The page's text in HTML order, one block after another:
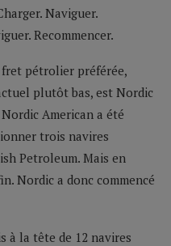
Naviguer.
Recommencer.
fret pétrolier préférée,
plutôt bas, est Nordic
American a été
trois navires
Petroleum. Mais en
Nordic a donc commencé
à la tête de 12 navires